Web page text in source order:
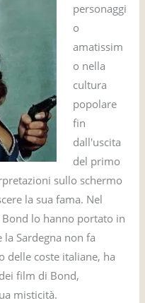
personaggi
o
amatissim
o nella
cultura
popolare
fin
dall'uscita
del primo
sullo schermo
la sua fama. Nel
lo hanno portato in
Sardegna non fa
delle coste italiane, ha
film di Bond,
misticità.